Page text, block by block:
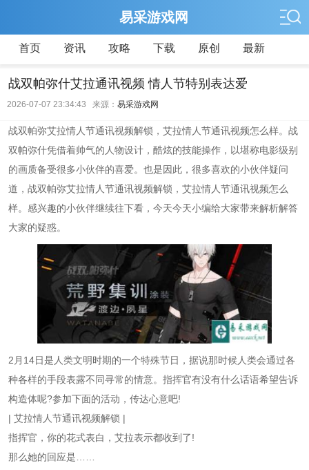
易采游戏网
首页 资讯 攻略 下载 原创 最新
战双帕弥什艾拉通讯视频 情人节特别表达爱
2026-07-07 23:34:43 来源： 易采游戏网
战双帕弥艾拉情人节通讯视频解锁，艾拉情人节通讯视频怎么样。战
双帕弥什凭借着帅气的人物设计，酷炫的技能操作，以堪称电影级别
的画质备受很多小伙伴的喜爱。也是因此，很多喜欢的小伙伴疑问
道，战双帕弥艾拉情人节通讯视频解锁，艾拉情人节通讯视频怎么
样。感兴趣的小伙伴继续往下看，今天今天小编给大家带来解析解答
大家的疑惑。
2月14日是人类文明时期的一个特殊节日，据说那时候人类会通过各
种各样的手段表露不同寻常的情意。指挥官有没有什么话语希望告诉
构造体呢?参加下面的活动，传达心意吧!
| 艾拉情人节通讯视频解锁 |
指挥官，你的花式表白，艾拉表示都收到了!
那么她的回应是……